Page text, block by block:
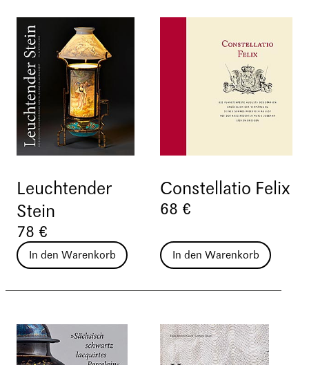
Leuchtender
Stein
78 €
In den Warenkorb
Constellatio Felix
68 €
In den Warenkorb